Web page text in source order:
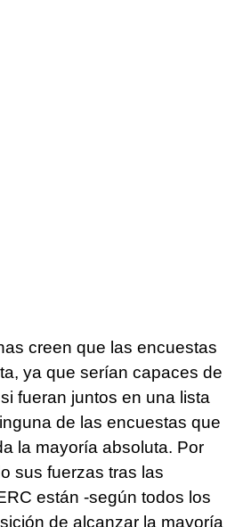
creen que las encuestas
ya que serían capaces de
fueran juntos en una lista
de las encuestas que
la mayoría absoluta. Por
sus fuerzas tras las
están -según todos los
de alcanzar la mayoría